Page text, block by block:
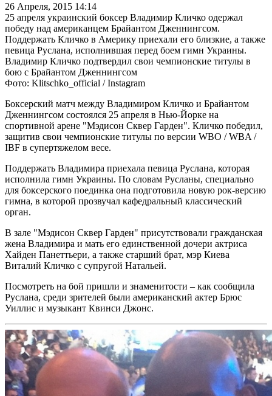
26 Апреля, 2015 14:14
25 апреля украинский боксер Владимир Кличко одержал
победу над американцем Брайантом Дженнингсом.
Поддержать Кличко в Америку приехали его близкие, а также
певица Руслана, исполнившая перед боем гимн Украины.
Владимир Кличко подтвердил свои чемпионские титулы в
бою с Брайантом Дженнингсом
Фото: Klitschko_official / Instagram
Боксерский матч между Владимиром Кличко и Брайантом
Дженнингсом состоялся 25 апреля в Нью-Йорке на
спортивной арене "Мэдисон Сквер Гарден". Кличко победил,
защитив свои чемпионские титулы по версии WBO / WBA /
IBF в супертяжелом весе.
Поддержать Владимира приехала певица Руслана, которая
исполнила гимн Украины. По словам Русланы, специально
для боксерского поединка она подготовила новую рок-версию
гимна, в которой прозвучал кафедральный классический
орган.
В зале "Мэдисон Сквер Гарден" присутствовали гражданская
жена Владимира и мать его единственной дочери актриса
Хайден Панеттьери, а также старший брат, мэр Киева
Виталий Кличко с супругой Натальей.
Посмотреть на бой пришли и знаменитости – как сообщила
Руслана, среди зрителей были американский актер Брюс
Уиллис и музыкант Квинси Джонс.